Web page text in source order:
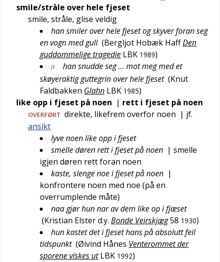
smile/stråle over hele fjeset
smile, stråle, glise veldig
han smiler over hele fjeset og skyver foran seg
en vogn med gull (Bergljot Hobæk HaffDen
guddommelige tragedie LBK 1989)
JF.
han snudde seg … mot meg med et
skøyeraktig guttegrin over hele fjeset (Knut
Faldbakken Glahn LBK 1985)
like opp i fjeset på noen | rett i fjeset på noen
OVERFØRT direkte, likefrem overfor noen | jf.
ansikt
lyve noen like opp i fjeset
smelle døren rett i fjeset på noen | smelle
igjen døren rett foran noen
kaste, slenge noe i fjeset på noen |
konfrontere noen med noe (på en
overrumplende måte)
naa gjør hun nar av dem like op i fjæset
(Kristian Elster d.y. Bonde Veirskjæg58 1930)
hun kastet det i fjeset hans på absolutt feil
tidspunkt (Øivind Hånes Venterommet der
sporene viskes ut LBK 1992)